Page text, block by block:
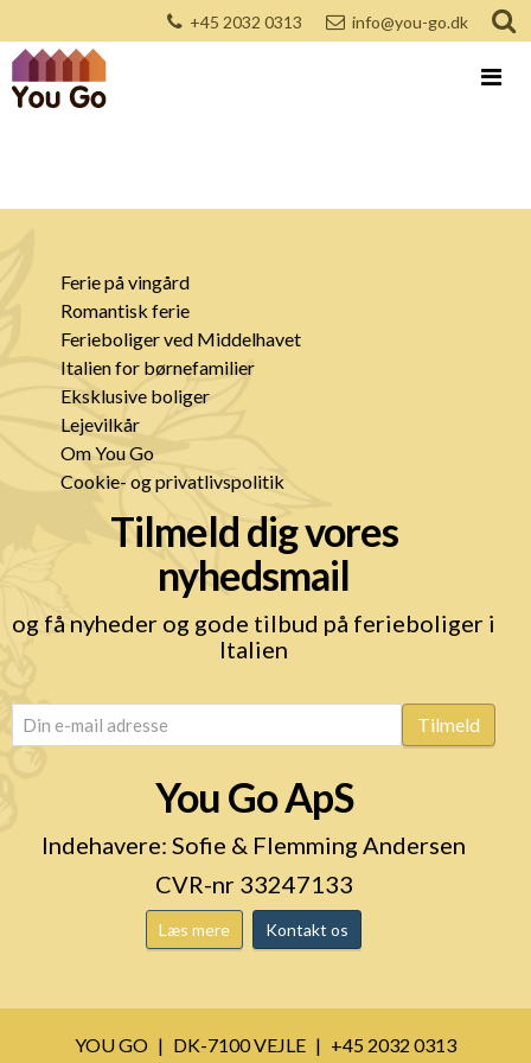
+45 2032 0313 info@you-go.dk
Ferie på vingård
Romantisk ferie
Ferieboliger ved Middelhavet
Italien for børnefamilier
Eksklusive boliger
Lejevilkår
Om You Go
Cookie- og privatlivspolitik
Tilmeld dig vores
nyhedsmail
og få nyheder og gode tilbud på ferieboliger i
Italien
email (Påkrævet) Tilmeld
You Go ApS
Indehavere: Sofie & Flemming Andersen
CVR-nr 33247133
Læs mere Kontakt os
YOU GO DK-7100 VEJLE
+45 2032 0313